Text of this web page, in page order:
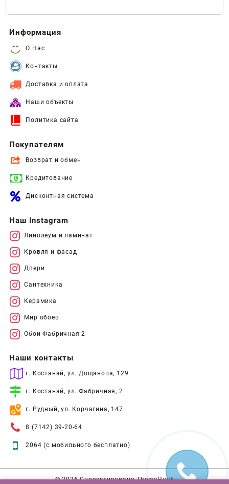
Информация
О Нас
Контакты
Доставка и оплата
Наши объекты
Политика сайта
Покупателям
Возврат и обмен
Кредитование
Дисконтная система
Наш Instagram
Линолеум и ламинат
Кровля и фасад
Двери
Сантехника
Керамика
Мир обоев
Обои Фабричная 2
Наши контакты
г. Костанай, ул. Дощанова, 129
г. Костанай, ул. Фабричная, 2
г. Рудный, ул. Корчагина, 147
8 (7142) 39-20-64
2064 (с мобильного бесплатно)
© 2026Спроектировано ThemeHunk